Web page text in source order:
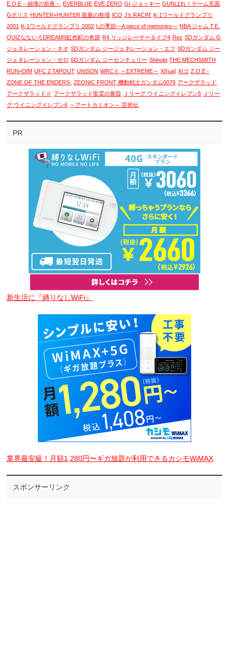
E.O.E－崩壊の前夜－
EVERBLUE EVE ZERO GI ジョッキー GUNばれ！ゲーム天国
Gポリス HUNTER×HUNTER 龍脈の祭壇 ICO J's RACIN' K-1ワールドグランプリ
2001 K-1ワールドグランプリ 2002 Lの季節―A piece of memories― NBA ジャム T.E.
QUIZなないろDREAMS虹色町の奇跡 R4 リッジレーサータイプ4 Rez SDガンダム G
ジェネレーション・ネオ SDガンダム ジージェネレーション・エフ SDガンダム ジー
ジェネレーション・ゼロ SDガンダム ジーセンチュリー Shinobi THE MECHSMITH
RUN=DIM UFC 2 TAPOUT UNiSON WRCⅡ ～EXTREME～ XI[sai] XIゴ Z.O.E -
ZONE OF THE ENDERS- ZEONIC FRONT 機動戦士ガンダム0079 アークザラッド
アークザラッドⅡ
アークザラッド聖霊の黄昏 Ｊリーグ ウイニングイレブン5
Ｊリー
グ ウイニングイレブン6 ～アートカミオン～ 芸術伝
PR
新生活に『縛りなしWiFi』
業界最安級！月額1,280円〜ギガ放題が利用できるカシモWiMAX
スポンサーリンク